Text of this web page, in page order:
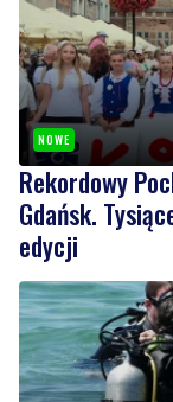
NOWE
Rekordowy
Gdańsk.
edycji